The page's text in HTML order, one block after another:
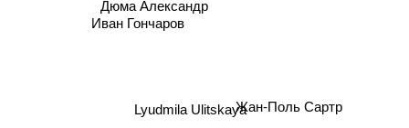
Lyudmila UlitskayaЖан-Поль Сартр
Дюма Александр